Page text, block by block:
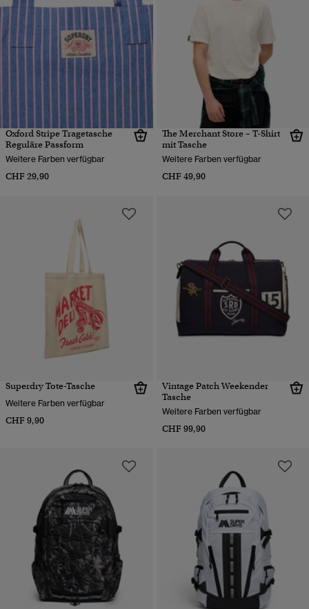
Oxford Stripe Tragetasche
Reguläre Passform
Weitere Farben verfügbar
CHF 29,90
The Merchant Store – T-Shirt
mit Tasche
Weitere Farben verfügbar
CHF 49,90
Superdry Tote-Tasche
Weitere Farben verfügbar
CHF 9,90
Vintage Patch Weekender
Tasche
Weitere Farben verfügbar
CHF 99,90